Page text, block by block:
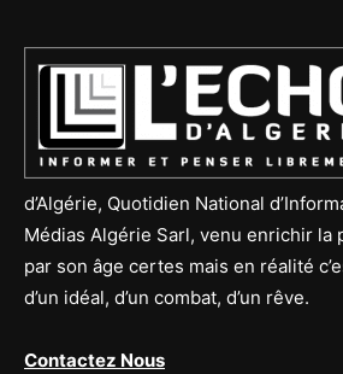
d’Algérie, Quotidien National
Médias Algérie Sarl, venu enrichir la
par son âge certes mais en réalité
d’un idéal, d’un combat, d’un rêve.
Contactez Nous